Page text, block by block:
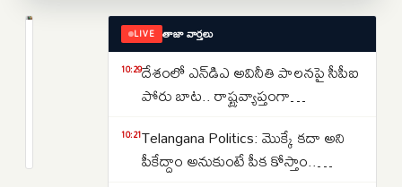
LIVE తాజా వార్తలు
10:29దేశంలో ఎన్‌డిఎ అవినీతి పాలనపై సీపీఐ
పోరు బాట.. రాష్ట్రవ్యాప్తంగా
10:21Telangana Politics: మొక్కే కదా అని
పీకేద్దాం అనుకుంటే పీక కోస్తాం..